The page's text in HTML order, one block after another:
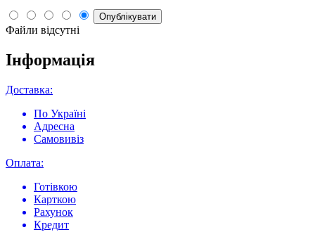
Опублікувати
Файли відсутні
Інформація
Доставка:
По Україні
Адресна
Самовивіз
Оплата:
Готівкою
Карткою
Рахунок
Кредит